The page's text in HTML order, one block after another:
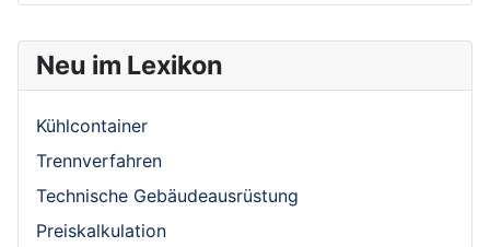
Neu im Lexikon
Kühlcontainer
Trennverfahren
Technische Gebäudeausrüstung
Preiskalkulation